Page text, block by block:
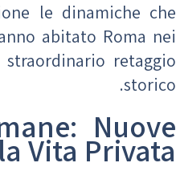
le dinamiche che
abitato Roma nei
retaggio
storico.
Nuove
Vita Privata